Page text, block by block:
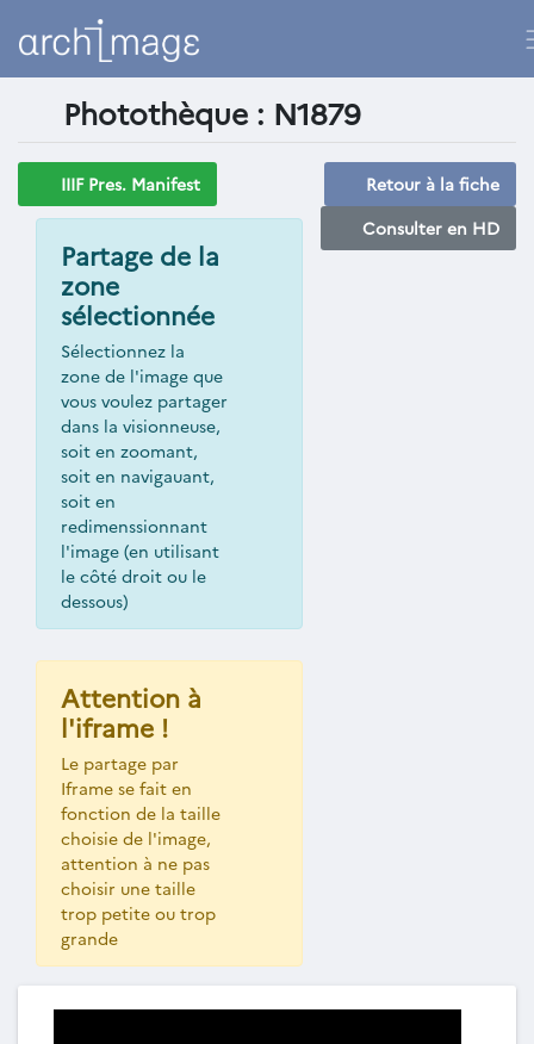
Photothèque : N1879
IIIF Pres. Manifest
Retour à la fiche
Consulter en HD
Partage de la
zone
sélectionnée
Sélectionnez la
zone de l'image que
vous voulez partager
dans la visionneuse,
soit en zoomant,
soit en navigauant,
soit en
redimenssionnant
l'image (en utilisant
le côté droit ou le
dessous)
Attention à
l'iframe !
Le partage par
Iframe se fait en
fonction de la taille
choisie de l'image,
attention à ne pas
choisir une taille
trop petite ou trop
grande